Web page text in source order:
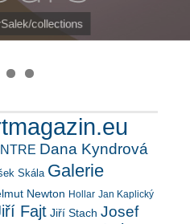
collections
Dana Kyndrová
Skála Galerie
Newton Hollar Jan Kaplický
Fajt Jiří Stach Josef